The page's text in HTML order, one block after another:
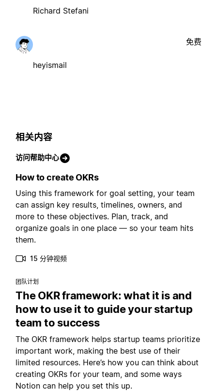
Richard Stefani
heyismail
免费
相关内容
访问帮助中心
How to create OKRs
Using this framework for goal setting, your team
can assign key results, timelines, owners, and
more to these objectives. Plan, track, and
organize goals in one place — so your team hits
them.
15 分钟视频
团队计划
The OKR framework: what it is and
how to use it to guide your startup
team to success
The OKR framework helps startup teams prioritize
important work, making the best use of their
limited resources. Here’s how you can think about
creating OKRs for your team, and some ways
Notion can help you set this up.